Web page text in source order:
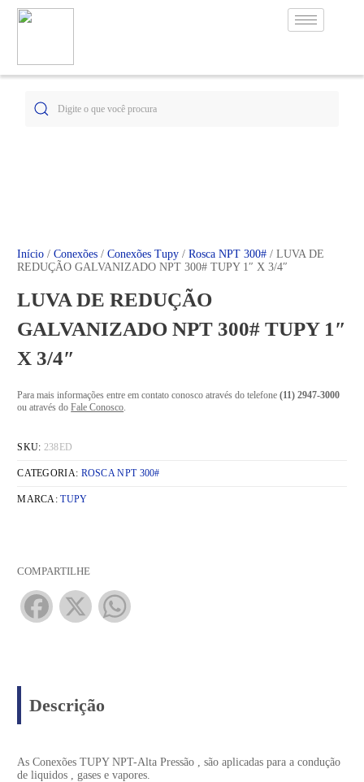
Início /Conexões /Conexões Tupy /Rosca NPT 300# / LUVA DE
REDUÇÃO GALVANIZADO NPT 300# TUPY 1″ X 3/4″
LUVA DE REDUÇÃO
GALVANIZADO NPT 300# TUPY 1″
X 3/4″
Para mais informações entre em contato conosco através do telefone(11) 2947-3000
ou através doFale Conosco.
SKU: 238ED
CATEGORIA: ROSCA NPT 300#
MARCA:TUPY
COMPARTILHE
Facebook
X
Descrição
As Conexões TUPY NPT-Alta Pressão , são aplicadas para a condução
de liquidos , gases e vapores.